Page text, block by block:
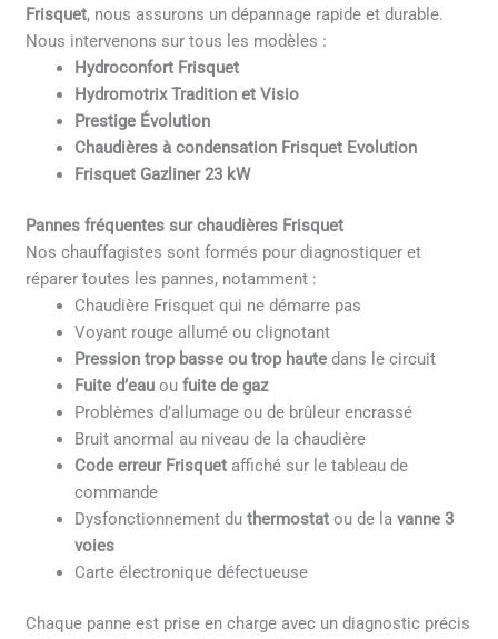
Frisquet, nous assurons un dépannage rapide et durable.
Nous intervenons sur tous les modèles :
Hydroconfort Frisquet
Hydromotrix Tradition et Visio
Prestige Évolution
Chaudières à condensation Frisquet Evolution
Frisquet Gazliner 23 kW
Pannes fréquentes sur chaudières Frisquet
Nos chauffagistes sont formés pour diagnostiquer et
réparer toutes les pannes, notamment :
Chaudière Frisquet qui ne démarre pas
Voyant rouge allumé ou clignotant
Pression trop basse ou trop haute dans le circuit
Fuite d’eau oufuite de gaz
Problèmes d’allumage ou de brûleur encrassé
Bruit anormal au niveau de la chaudière
Code erreur Frisquet affiché sur le tableau de
commande
Dysfonctionnement duthermostat ou de lavanne 3
voies
Carte électronique défectueuse
Chaque panne est prise en charge avec un diagnostic précis